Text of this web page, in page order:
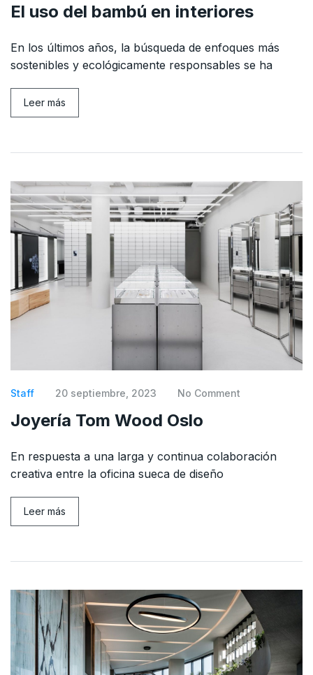
El uso del bambú en interiores
En los últimos años, la búsqueda de enfoques más
sostenibles y ecológicamente responsables se ha
Leer más
Staff 20 septiembre, 2023 No Comment
Joyería Tom Wood Oslo
En respuesta a una larga y continua colaboración
creativa entre la oficina sueca de diseño
Leer más